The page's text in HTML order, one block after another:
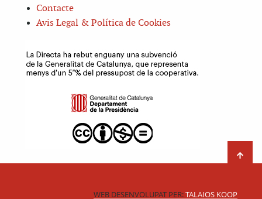
Contacte
Avis Legal & Política de Cookies
WEB DESENVOLUPAT PER:TALAIOS KOOP